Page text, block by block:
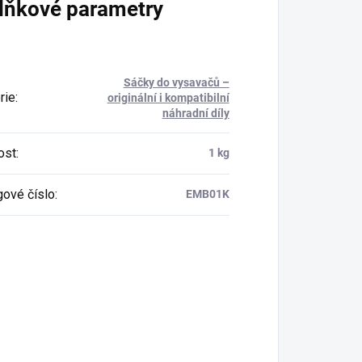
parametry
:
Sáčky do vysavačů –
originální i kompatibilní
náhradní díly
: 1 kg
číslo: EMB01K